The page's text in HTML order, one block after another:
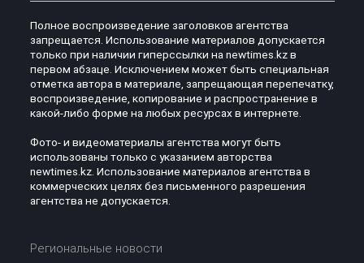
Полное воспроизведение заголовков агентства
запрещается. Использование материалов допускается
только при наличии гиперссылки на newtimes.kz в
первом абзаце. Исключением может быть специальная
отметка автора в материале, запрещающая перепечатку,
воспроизведение, копирование и распространение в
какой-либо форме на любых ресурсах в интернете.
Фото- и видеоматериалы агентства могут быть
использованы только с указанием авторства
newtimes.kz. Использование материалов агентства в
коммерческих целях без письменного разрешения
агентства не допускается.
Региональные новости